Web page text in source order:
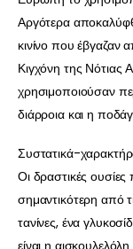
Αργότερα
κινίνο που έβγαζαν
Κιγχόνη της Νότιας
χρησιμοποιούσαν
διάρροια και η
Συστατικά-
Οι δραστικές ουσίες
σημαντικότερη από
τανίνες, ένα